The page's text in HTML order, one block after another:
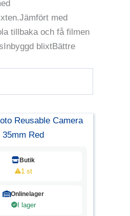
med
tillbaka och få filmen
blixtBättre
Butik
1 st
Onlinelager
I lager